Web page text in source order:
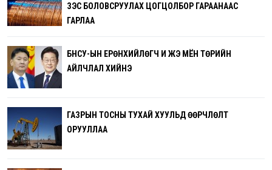
ЗЭС БОЛОВСРУУЛАХ ЦОГЦОЛБОР ГАРААНААС
ГАРЛАА
БНСУ-ЫН ЕРӨНХИЙЛӨГЧ И ЖЭ МЁН ТӨРИЙН
АЙЛЧЛАЛ ХИЙНЭ
ГАЗРЫН ТОСНЫ ТУХАЙ ХУУЛЬД ӨӨРЧЛӨЛТ
ОРУУЛЛАА